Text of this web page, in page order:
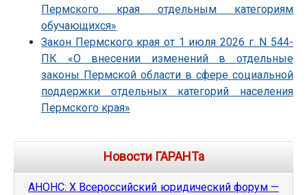
Пермского края отдельным категориям
обучающихся»
Закон Пермского края от 1 июля 2026 г. N 544-
ПК «О внесении изменений в отдельные
законы Пермской области в сфере социальной
поддержки отдельных категорий населения
Пермского края»
Новости ГАРАНТа
АНОНС: Х Всероссийский юридический форум —